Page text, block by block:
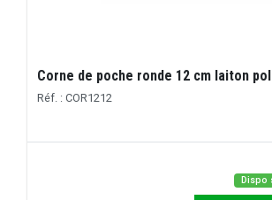
Corne de poche ronde 12 cm laiton
Réf. : COR1212
Dispo